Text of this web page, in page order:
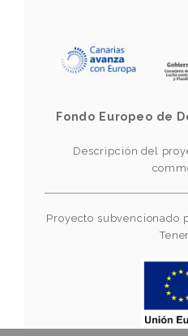
Fondo Europeo de
Descripción del
Proyecto subvencionado